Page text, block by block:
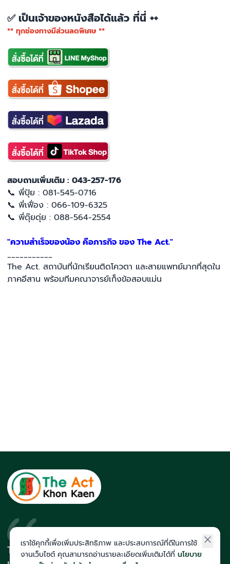
✅ เป็นเจ้าของหนังสือได้แล้ว ที่นี่ ++
** ทุกช่องทางมีส่วนลดพิเศษ **
สอบถามเพิ่มเติม : 043-257-176
📞 พี่ปุ้ย : 081-545-0716
📞 พี่เฟื่อง : 066-109-6325
📞 พี่ดุ๊ยดุ่ย : 088-564-2554
"ความสำเร็จของน้อง คือภารกิจ ของ The Act."
___________
The Act. สถาบันที่นักเรียนติดโควตา และสายแพทย์มากที่สุดใน
ภาคอีสาน พร้อมทีมคณาจารย์เก็งข้อสอบแม่น
The Act สถาบันที่นักเรียนติดโควตา
เราใช้คุกกี้เพื่อเพิ่มประสิทธิภาพ และประสบการณ์ที่ดีในการใช้
งานเว็บไซต์ คุณสามารถอ่านรายละเอียดเพิ่มเติมได้ที่ นโยบาย